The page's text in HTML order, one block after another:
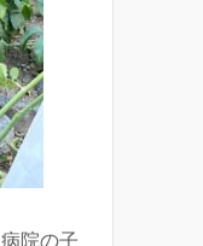
病院の子